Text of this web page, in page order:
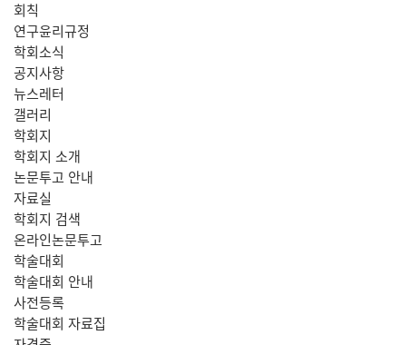
회칙
연구윤리규정
학회소식
공지사항
뉴스레터
갤러리
학회지
학회지 소개
논문투고 안내
자료실
학회지 검색
온라인논문투고
학술대회
학술대회 안내
사전등록
학술대회 자료집